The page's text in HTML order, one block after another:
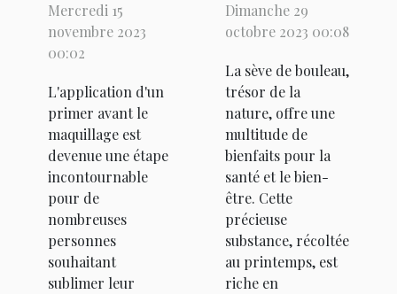
d'appliquer
un primer
avant de
vous
maquiller ?
Mercredi 15
novembre 2023
00:02
L'application d'un
primer avant le
maquillage est
devenue une étape
incontournable
pour de
nombreuses
personnes
souhaitant
sublimer leur
de la sève
?
Dimanche 29
octobre 2023 00:08
La sève de bouleau,
trésor de la
nature, offre une
multitude de
bienfaits pour la
santé et le bien-
être. Cette
précieuse
substance, récoltée
au printemps, est
riche en